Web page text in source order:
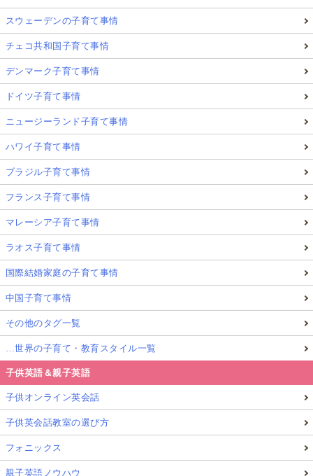
スウェーデンの子育て事情
チェコ共和国子育て事情
デンマーク子育て事情
ドイツ子育て事情
ニュージーランド子育て事情
ハワイ子育て事情
ブラジル子育て事情
フランス子育て事情
マレーシア子育て事情
ラオス子育て事情
国際結婚家庭の子育て事情
中国子育て事情
その他のタグ一覧
…世界の子育て・教育スタイル一覧
子供英語＆親子英語
子供オンライン英会話
子供英会話教室の選び方
フォニックス
親子英語ノウハウ